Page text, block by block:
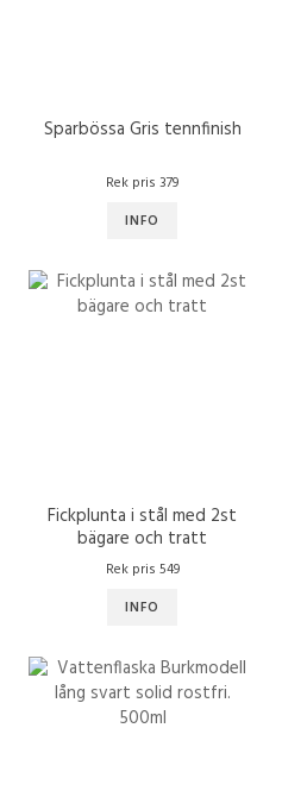
Sparbössa Gris tennfinish
Rek pris 379
INFO
Fickplunta i stål med 2st
bägare och tratt
Rek pris 549
INFO